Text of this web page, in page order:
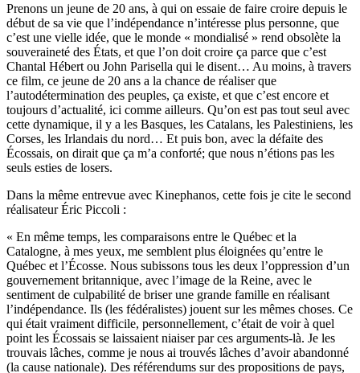
Prenons un jeune de 20 ans, à qui on essaie de faire croire depuis le
début de sa vie que l’indépendance n’intéresse plus personne, que
c’est une vielle idée, que le monde « mondialisé » rend obsolète la
souveraineté des États, et que l’on doit croire ça parce que c’est
Chantal Hébert ou John Parisella qui le disent… Au moins, à travers
ce film, ce jeune de 20 ans a la chance de réaliser que
l’autodétermination des peuples, ça existe, et que c’est encore et
toujours d’actualité, ici comme ailleurs. Qu’on est pas tout seul avec
cette dynamique, il y a les Basques, les Catalans, les Palestiniens, les
Corses, les Irlandais du nord… Et puis bon, avec la défaite des
Écossais, on dirait que ça m’a conforté; que nous n’étions pas les
seuls esties de losers.
Dans la même entrevue avec Kinephanos, cette fois je cite le second
réalisateur Éric Piccoli :
« En même temps, les comparaisons entre le Québec et la
Catalogne, à mes yeux, me semblent plus éloignées qu’entre le
Québec et l’Écosse. Nous subissons tous les deux l’oppression d’un
gouvernement britannique, avec l’image de la Reine, avec le
sentiment de culpabilité de briser une grande famille en réalisant
l’indépendance. Ils (les fédéralistes) jouent sur les mêmes choses. Ce
qui était vraiment difficile, personnellement, c’était de voir à quel
point les Écossais se laissaient niaiser par ces arguments-là. Je les
trouvais lâches, comme je nous ai trouvés lâches d’avoir abandonné
(la cause nationale). Des référendums sur des propositions de pays,